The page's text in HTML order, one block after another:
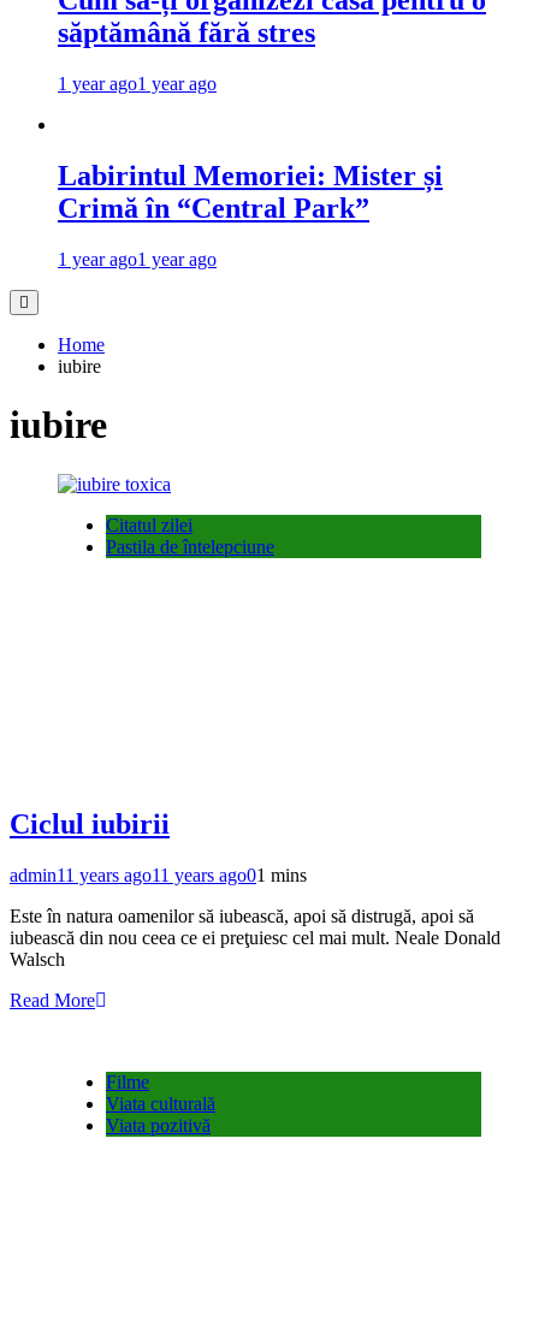
săptămână fără stres
1 year ago1 year ago
Labirintul Memoriei: Mister și
Crimă în “Central Park”
1 year ago1 year ago
Home
iubire
iubire
Citatul zilei
Pastila de întelepciune
Ciclul iubirii
admin11 years ago11 years ago01 mins
Este în natura oamenilor să iubească, apoi să distrugă, apoi să
iubească din nou ceea ce ei preţuiesc cel mai mult. Neale Donald
Walsch
Read More
Filme
Viata culturală
Viata pozitivă